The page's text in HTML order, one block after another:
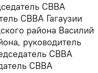
СВВА
СВВА Гагаузии
района Василий
руководитель
СВВА
СВВА